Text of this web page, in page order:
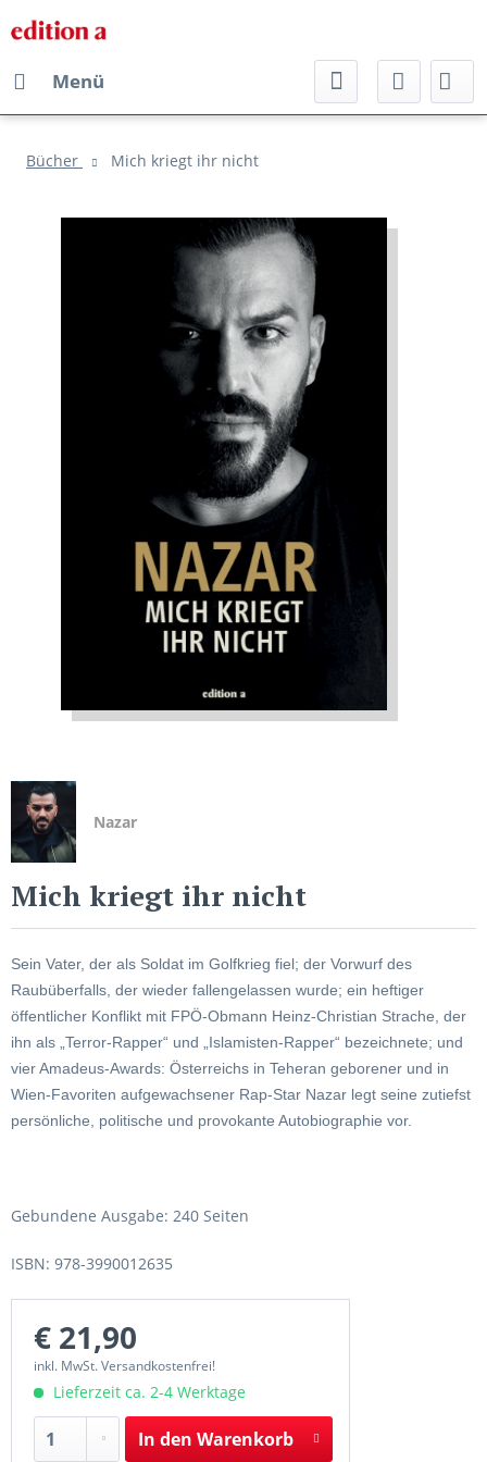
Menü
Bücher Mich kriegt ihr nicht
Nazar
Mich kriegt ihr nicht
Sein Vater, der als Soldat im Golfkrieg fiel; der Vorwurf des
Raubüberfalls, der wieder fallengelassen wurde; ein heftiger
öffentlicher Konflikt mit FPÖ-Obmann Heinz-Christian Strache, der
ihn als „Terror-Rapper“ und „Islamisten-Rapper“ bezeichnete; und
vier Amadeus-Awards: Österreichs in Teheran geborener und in
Wien-Favoriten aufgewachsener Rap-Star Nazar legt seine zutiefst
persönliche, politische und provokante Autobiographie vor.
Gebundene Ausgabe: 240 Seiten
ISBN: 978-3990012635
€ 21,90
inkl. MwSt. Versandkostenfrei!
Lieferzeit ca. 2-4 Werktage
In den Warenkorb